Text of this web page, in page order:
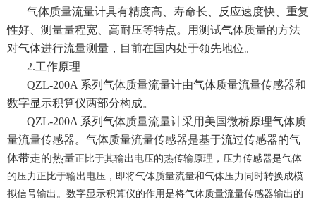
气体质量流量计具有精度高、寿命长、反应速度快、重复
性好、测量量程宽、高耐压等特点。用测试气体质量的方法
对气体进行流量测量，目前在国内处于领先地位。
2.工作原理
QZL-200A 系列气体质量流量计由气体质量流量传感器和
数字显示积算仪两部分构成。
QZL-200A 系列气体质量流量计采用美国微桥原理气体质
量流量传感器。气体质量流量传感器是基于流过传感器的气
体带走的热量正比于其输出电压的热传输原理，压力传感器是气体
的压力正比于输出电压，即将气体质量流量和气体压力同时转换成模
拟信号输出。数字显示积算仪的作用是将气体质量流量传感器输出的